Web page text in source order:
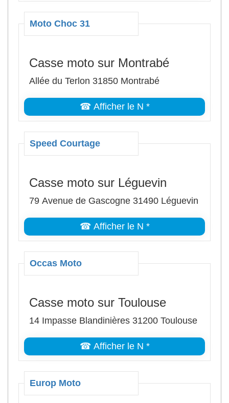
Moto Choc 31
Casse moto sur Montrabé
Allée du Terlon 31850 Montrabé
☎ Afficher le N *
Speed Courtage
Casse moto sur Léguevin
79 Avenue de Gascogne 31490 Léguevin
☎ Afficher le N *
Occas Moto
Casse moto sur Toulouse
14 Impasse Blandinières 31200 Toulouse
☎ Afficher le N *
Europ Moto